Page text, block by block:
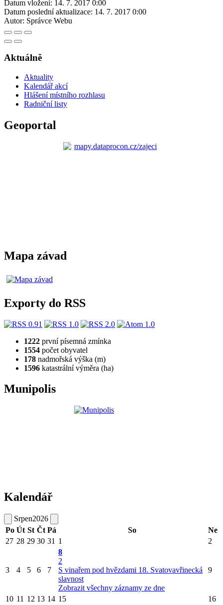
Datum vložení: 14. 7. 2017 0:00
Datum poslední aktualizace: 14. 7. 2017 0:00
Autor: Správce Webu
Aktuálně
Aktuality
Kalendář akcí
Hlášení místního rozhlasu
Radniční listy
Geoportal
Mapa závad
Exporty do RSS
1222 první písemná zmínka
1554 počet obyvatel
178 nadmořská výška (m)
1596 katastrální výměra (ha)
Munipolis
Kalendář
Srpen2026
Po Út St Čt Pá So
Ne
27 28 29 30 31 1 2
3 4 5 6 7
8
2
S vinařem pod hvězdami 18. Svatovavřinecká
slavnost
Zobrazit všechny záznamy ze dne
9
10 11 12 13 14 15
16